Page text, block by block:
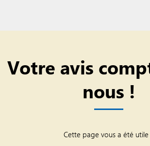
Votre avis
nous !
Cette page vous a été utile